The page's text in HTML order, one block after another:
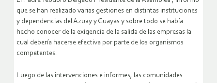
que se han realizado varias gestiones en distintas instituciones
y dependencias del Azuay y Guayas y sobre todo se había
hecho conocer de la exigencia de la salida de las empresas la
cual debería hacerse efectiva por parte de los organismos
competentes.
Luego de las intervenciones e informes, las comunidades